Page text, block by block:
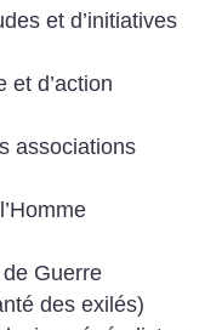
et d’initiatives
et d’action
associations
Guerre
des exilés)